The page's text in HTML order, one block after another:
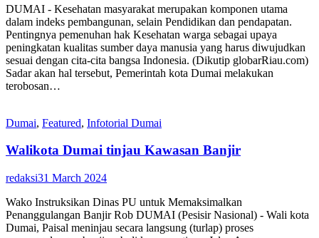
DUMAI - Kesehatan masyarakat merupakan komponen utama
dalam indeks pembangunan, selain Pendidikan dan pendapatan.
Pentingnya pemenuhan hak Kesehatan warga sebagai upaya
peningkatan kualitas sumber daya manusia yang harus diwujudkan
sesuai dengan cita-cita bangsa Indonesia. (Dikutip globarRiau.com)
Sadar akan hal tersebut, Pemerintah kota Dumai melakukan
terobosan…
Dumai, Featured, Infotorial Dumai
Walikota Dumai tinjau Kawasan Banjir
redaksi31 March 2024
Wako Instruksikan Dinas PU untuk Memaksimalkan
Penanggulangan Banjir Rob DUMAI (Pesisir Nasional) - Wali kota
Dumai, Paisal meninjau secara langsung (turlap) proses